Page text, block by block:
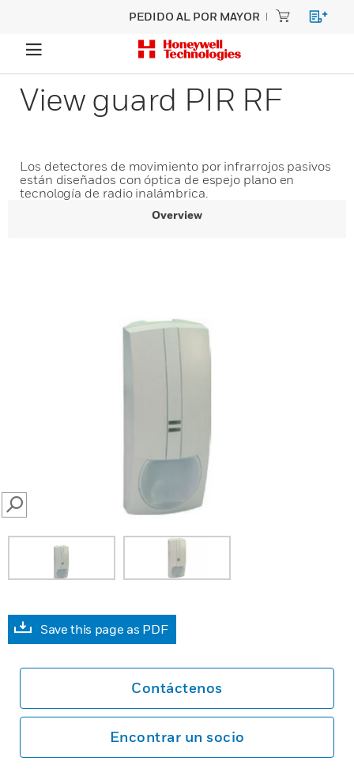
PEDIDO AL POR MAYOR
View guard PIR RF
Los detectores de movimiento por infrarrojos pasivos
están diseñados con óptica de espejo plano en
tecnología de radio inalámbrica.
Overview
SEARCH
Save this page as PDF
Contáctenos
Encontrar un socio